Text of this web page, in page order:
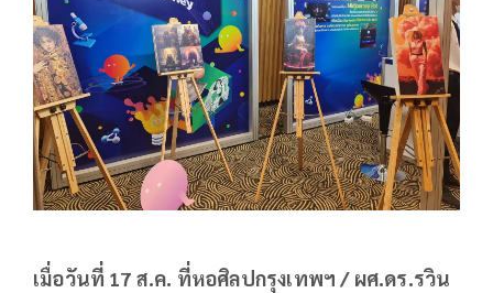
เมื่อวันที่ 17 ส.ค. ที่หอศิลปกรุงเทพฯ / ผศ.ดร.รวิน